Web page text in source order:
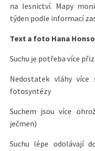
na lesnictví. Mapy
týden podle informací
Text a foto Hana
Suchu je potřeba více
Nedostatek vláhy
fotosyntézy
Suchem jsou více
ječmen)
Suchu lépe odolávají